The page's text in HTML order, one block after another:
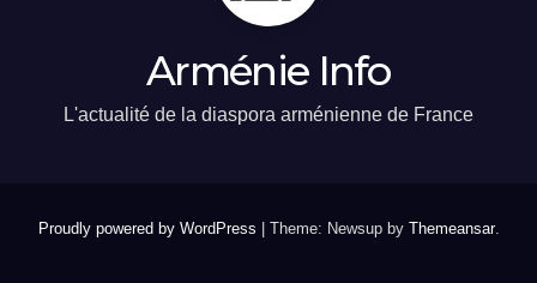
Arménie Info
L'actualité de la diaspora arménienne de France
Proudly powered by WordPress Theme: Newsup by Themeansar.